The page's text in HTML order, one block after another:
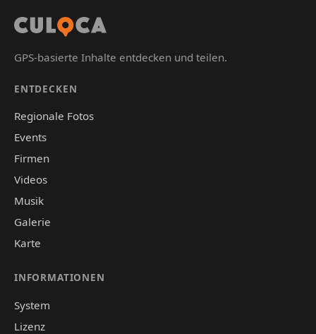
GPS-basierte Inhalte entdecken und teilen.
ENTDECKEN
Regionale Fotos
Events
Firmen
Videos
Musik
Galerie
Karte
INFORMATIONEN
System
Lizenz